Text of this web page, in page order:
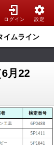
ログイン 設定
イムライン
月22